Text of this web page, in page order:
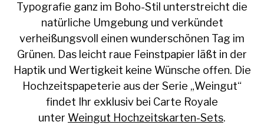
Typografie ganz im Boho-Stil unterstreicht die
natürliche Umgebung und verkündet
verheißungsvoll einen wunderschönen Tag im
Grünen. Das leicht raue Feinstpapier läßt in der
Haptik und Wertigkeit keine Wünsche offen. Die
Hochzeitspapeterie aus der Serie „Weingut“
findet Ihr exklusiv bei Carte Royale
unter Weingut Hochzeitskarten-Sets.